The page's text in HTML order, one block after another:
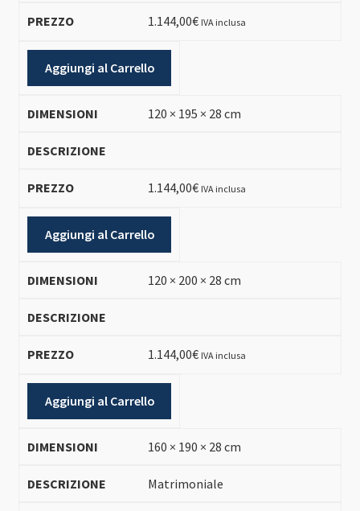
1.144,00€ IVA inclusa
Aggiungi al Carrello
120 × 195 × 28 cm
1.144,00€ IVA inclusa
Aggiungi al Carrello
120 × 200 × 28 cm
1.144,00€ IVA inclusa
Aggiungi al Carrello
160 × 190 × 28 cm
Matrimoniale